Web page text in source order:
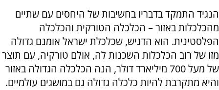
הנגיד התמקד בדבריו בחשיבות של היחסים עם שתיים
מהכלכלות באזור – הכלכלה הטורקית והכלכלה
הפלסטינית. הוא הדגיש, שכלכלת ישראל אומנם גדולה
מזו של רוב הכלכלות השכנות לה, אולם טורקיה, עם תוצר
של מעל 700 מיליארד דולר, הנה הכלכלה הגדולה באזור
והיא מתקרבת להיות כלכלה גדולה גם במושגים עולמיים.